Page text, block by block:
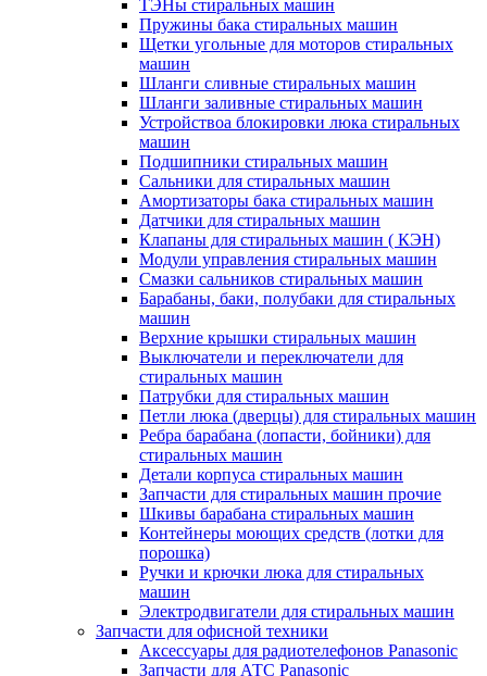
ТЭНы стиральных машин
Пружины бака стиральных машин
Щетки угольные для моторов стиральных
машин
Шланги сливные стиральных машин
Шланги заливные стиральных машин
Устройствоа блокировки люка стиральных
машин
Подшипники стиральных машин
Сальники для стиральных машин
Амортизаторы бака стиральных машин
Датчики для стиральных машин
Клапаны для стиральных машин ( КЭН)
Модули управления стиральных машин
Смазки сальников стиральных машин
Барабаны, баки, полубаки для стиральных
машин
Верхние крышки стиральных машин
Выключатели и переключатели для
стиральных машин
Патрубки для стиральных машин
Петли люка (дверцы) для стиральных машин
Ребра барабана (лопасти, бойники) для
стиральных машин
Детали корпуса стиральных машин
Запчасти для стиральных машин прочие
Шкивы барабана стиральных машин
Контейнеры моющих средств (лотки для
порошка)
Ручки и крючки люка для стиральных
машин
Электродвигатели для стиральных машин
Запчасти для офисной техники
Аксессуары для радиотелефонов Panasonic
Запчасти для АТС Panasonic